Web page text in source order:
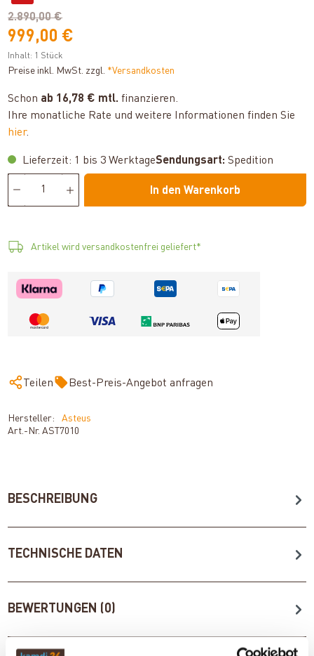
2.890,00 €
999,00 €
Inhalt: 1 Stück
Preise inkl. MwSt. zzgl. *Versandkosten
Schon ab 16,78 € mtl. finanzieren.
Ihre monatliche Rate und weitere Informationen finden Sie
hier.
Lieferzeit: 1 bis 3 WerktageSendungsart: Spedition
In den Warenkorb
Artikel wird versandkostenfrei geliefert*
Teilen Best-Preis-Angebot anfragen
Hersteller:
Asteus
Art.-Nr.AST7010
BESCHREIBUNG
TECHNISCHE DATEN
BEWERTUNGEN (0)